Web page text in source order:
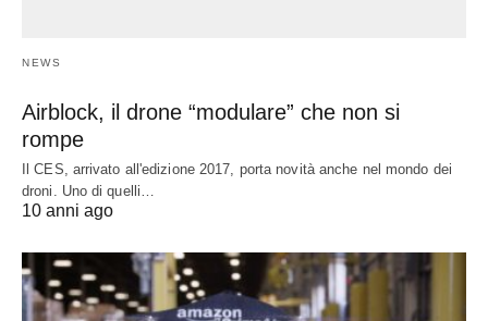
NEWS
Airblock, il drone “modulare” che non si
rompe
Il CES, arrivato all'edizione 2017, porta novità anche nel mondo dei
droni. Uno di quelli…
10 anni ago